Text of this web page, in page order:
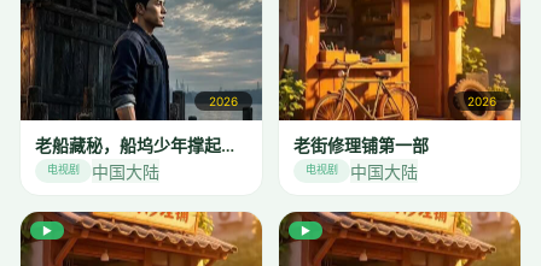
2026
老船藏秘，船坞少年撑起水运江湖
电视剧 中国大陆
2026
老街修理铺第一部
电视剧 中国大陆
▶ ▶